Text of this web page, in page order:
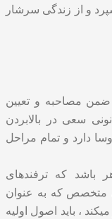
و از زندگی سرشار
ضمن مصاحبه و تعیین
سعی در بالابردن
دارد و تمام مراحل
باشد که ترفندهای
متخصص که به عنوان
، باید اصول اولیه